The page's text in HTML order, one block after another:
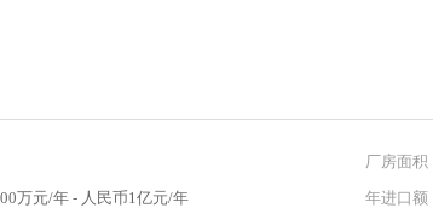
厂房面积
万元/年 - 人民币1亿元/年 年进口额